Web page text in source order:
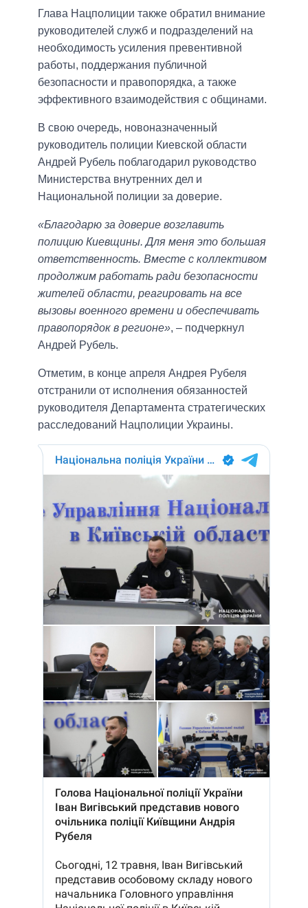
Глава Нацполиции также обратил внимание
руководителей служб и подразделений на
необходимость усиления превентивной
работы, поддержания публичной
безопасности и правопорядка, а также
эффективного взаимодействия с общинами.
В свою очередь, новоназначенный
руководитель полиции Киевской области
Андрей Рубель поблагодарил руководство
Министерства внутренних дел и
Национальной полиции за доверие.
«Благодарю за доверие возглавить
полицию Киевщины. Для меня это большая
ответственность. Вместе с коллективом
продолжим работать ради безопасности
жителей области, реагировать на все
вызовы военного времени и обеспечивать
правопорядок в регионе», – подчеркнул
Андрей Рубель.
Отметим, в конце апреля Андрея Рубеля
отстранили от исполнения обязанностей
руководителя Департамента стратегических
расследований Нацполиции Украины.